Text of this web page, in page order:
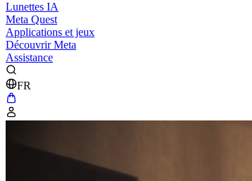
Lunettes IA
Meta Quest
Applications et jeux
Découvrir Meta
Assistance
FR